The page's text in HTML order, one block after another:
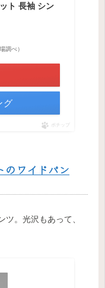
ト 長袖 シン
調べ）
グ
ポチップ
のワイドパン
。光沢もあって、